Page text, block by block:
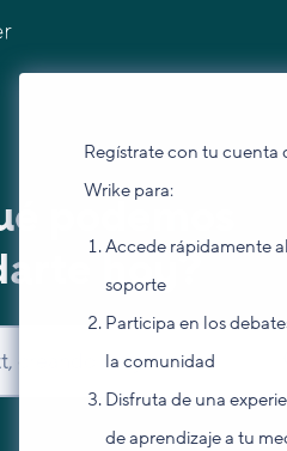
Regístrate con tu cuenta
Wrike para:
Accede rápidamente
soporte
Participa en los
la comunidad
Disfruta de una
de aprendizaje a tu
podemos
hoy?